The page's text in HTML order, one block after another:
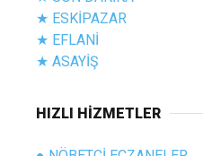
★ ESKİPAZAR
★ EFLANİ
★ ASAYİŞ
HIZLI HİZMETLER